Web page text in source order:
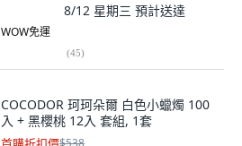
8/12 星期三 預計送達
WOW免運
(45)
COCODOR 珂珂朵爾 白色小蠟燭 100
入 + 黑櫻桃 12入 套組, 1套
$538